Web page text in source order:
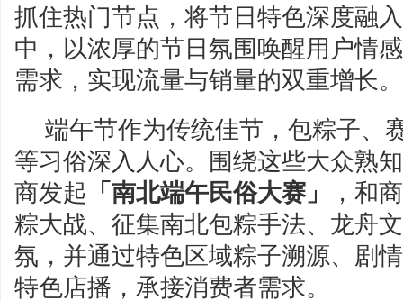
抓住热门节点，将节日特色深度融
中，以浓厚的节日氛围唤醒用户情
需求，实现流量与销量的双重增长。
端午节作为传统佳节，包粽子、
等习俗深入人心。围绕这些大众熟
商发起 「南北端午民俗大赛」
，和
粽大战、征集南北包粽手法、龙舟
氛，并通过特色区域粽子溯源、剧
特色店播，承接消费者需求。